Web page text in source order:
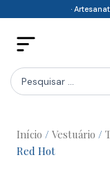
content
·
Search
...
Início / Vestuário /
Red Hot